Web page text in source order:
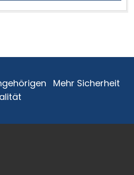
Mehr Sicherheit